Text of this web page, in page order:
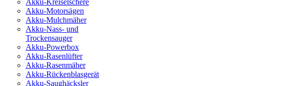
Akku-Kreiselschere
Akku-Motorsägen
Akku-Mulchmäher
Akku-Nass- und
Trockensauger
Akku-Powerbox
Akku-Rasenlüfter
Akku-Rasenmäher
Akku-Rückenblasgerät
Akku-Saughäcksler